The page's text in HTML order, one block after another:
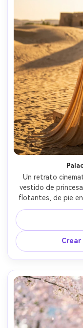
Un retrato
vestido de
flotantes, de pie
ornamentado,
tarde creando
85mm f/1.8,
y tela fotorealistas,